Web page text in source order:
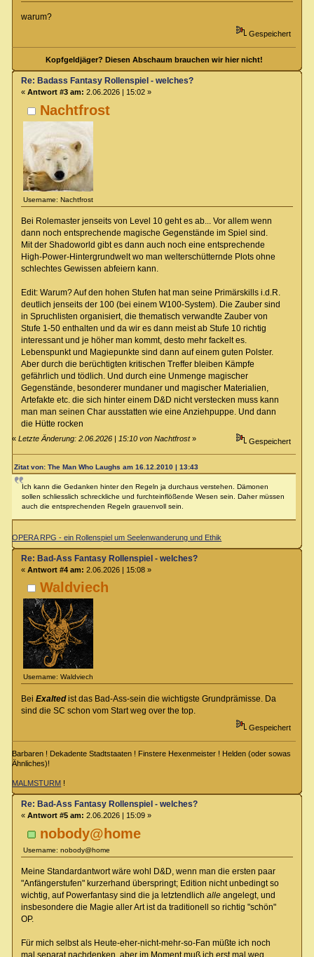
warum?
Gespeichert
Kopfgeldjäger? Diesen Abschaum brauchen wir hier nicht!
Nachtfrost
Username: Nachtfrost
Re: Badass Fantasy Rollenspiel - welches?
« Antwort #3 am: 2.06.2026 | 15:02 »
Bei Rolemaster jenseits von Level 10 geht es ab... Vor allem wenn
dann noch entsprechende magische Gegenstände im Spiel sind.
Mit der Shadoworld gibt es dann auch noch eine entsprechende
High-Power-Hintergrundwelt wo man welterschütternde Plots ohne
schlechtes Gewissen abfeiern kann.
Edit: Warum? Auf den hohen Stufen hat man seine Primärskills i.d.R.
deutlich jenseits der 100 (bei einem W100-System). Die Zauber sind
in Spruchlisten organisiert, die thematisch verwandte Zauber von
Stufe 1-50 enthalten und da wir es dann meist ab Stufe 10 richtig
interessant und je höher man kommt, desto mehr fackelt es.
Lebenspunkt und Magiepunkte sind dann auf einem guten Polster.
Aber durch die berüchtigten kritischen Treffer bleiben Kämpfe
gefährlich und tödlich. Und durch eine Unmenge magischer
Gegenstände, besonderer mundaner und magischer Materialien,
Artefakte etc. die sich hinter einem D&D nicht verstecken muss kann
man man seinen Char ausstatten wie eine Anziehpuppe. Und dann
die Hütte rocken
«Letzte Änderung: 2.06.2026 | 15:10 von Nachtfrost» Gespeichert
Zitat von: The Man Who Laughs am 16.12.2010 | 13:43
Ich kann die Gedanken hinter den Regeln ja durchaus verstehen. Dämonen
sollen schliesslich schreckliche und furchteinflößende Wesen sein. Daher müssen
auch die entsprechenden Regeln grauenvoll sein.
OPERA RPG - ein Rollenspiel um Seelenwanderung und Ethik
Waldviech
Username: Waldviech
Re: Bad-Ass Fantasy Rollenspiel - welches?
« Antwort #4 am: 2.06.2026 | 15:08 »
Bei Exaltedist das Bad-Ass-sein die wichtigste Grundprämisse. Da
sind die SC schon vom Start weg over the top.
Gespeichert
Barbaren ! Dekadente Stadtstaaten ! Finstere Hexenmeister ! Helden (oder sowas
Ähnliches)!
MALMSTURM !
nobody@home
Username: nobody@home
Re: Bad-Ass Fantasy Rollenspiel - welches?
« Antwort #5 am: 2.06.2026 | 15:09 »
Meine Standardantwort wäre wohl D&D, wenn man die ersten paar
"Anfängerstufen" kurzerhand überspringt; Edition nicht unbedingt so
wichtig, auf Powerfantasy sind die ja letztendlich alleangelegt, und
insbesondere die Magie aller Art ist da traditionell so richtig "schön"
OP.
Für mich selbst als Heute-eher-nicht-mehr-so-Fan müßte ich noch